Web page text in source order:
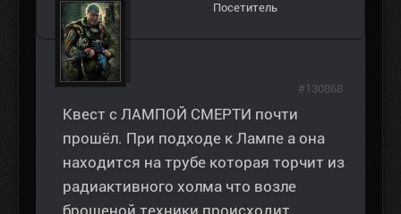
Посетитель
Квест с ЛАМПОЙ СМЕРТИ почти
прошёл. При подходе к Лампе а она
находится на трубе которая торчит из
радиактивного холма что возле
#130868